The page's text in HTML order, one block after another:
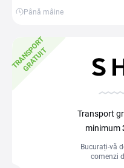
Până mâine
T
R
A
N
S
P
O
R
T
G
R
A
T
U
I
T
Transport
minimum
Bucurați-vă
comenzi